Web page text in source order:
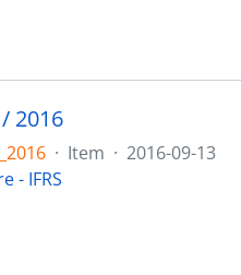
2016
· Item · 2016-09-13
- IFRS